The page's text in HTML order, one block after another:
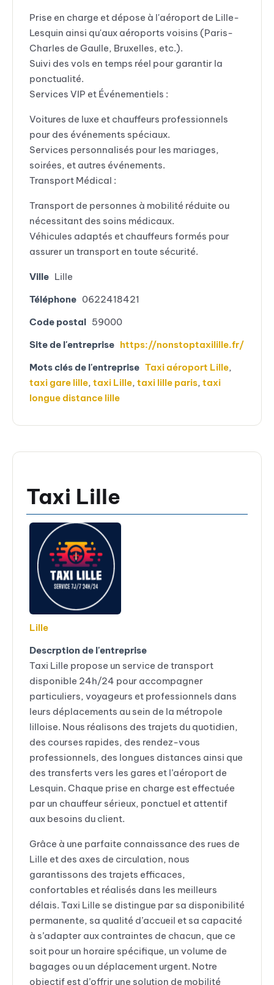
Prise en charge et dépose à l'aéroport de Lille-
Lesquin ainsi qu'aux aéroports voisins (Paris-
Charles de Gaulle, Bruxelles, etc.).
Suivi des vols en temps réel pour garantir la
ponctualité.
Services VIP et Événementiels :
Voitures de luxe et chauffeurs professionnels
pour des événements spéciaux.
Services personnalisés pour les mariages,
soirées, et autres événements.
Transport Médical :
Transport de personnes à mobilité réduite ou
nécessitant des soins médicaux.
Véhicules adaptés et chauffeurs formés pour
assurer un transport en toute sécurité.
Ville Lille
Téléphone 0622418421
Code postal 59000
Site de l'entreprise https://nonstoptaxilille.fr/
Mots clés de l'entreprise Taxi aéroport Lille,
taxi gare lille, taxi Lille, taxi lille paris, taxi
longue distance lille
Taxi Lille
Lille
Descrption de l'entreprise
Taxi Lille propose un service de transport
disponible 24h/24 pour accompagner
particuliers, voyageurs et professionnels dans
leurs déplacements au sein de la métropole
lilloise. Nous réalisons des trajets du quotidien,
des courses rapides, des rendez-vous
professionnels, des longues distances ainsi que
des transferts vers les gares et l’aéroport de
Lesquin. Chaque prise en charge est effectuée
par un chauffeur sérieux, ponctuel et attentif
aux besoins du client.
Grâce à une parfaite connaissance des rues de
Lille et des axes de circulation, nous
garantissons des trajets efficaces,
confortables et réalisés dans les meilleurs
délais. Taxi Lille se distingue par sa disponibilité
permanente, sa qualité d’accueil et sa capacité
à s’adapter aux contraintes de chacun, que ce
soit pour un horaire spécifique, un volume de
bagages ou un déplacement urgent. Notre
objectif est d’offrir une solution de mobilité